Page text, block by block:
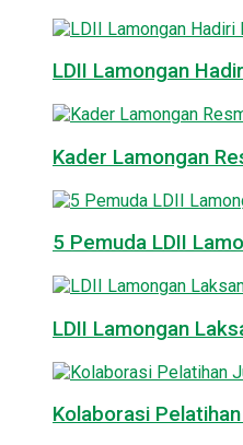
LDII Lamongan
Kader Lamongan
5 Pemuda LDII
LDII Lamongan
Kolaborasi